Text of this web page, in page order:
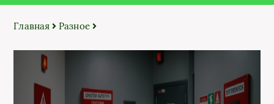
Главная Разное